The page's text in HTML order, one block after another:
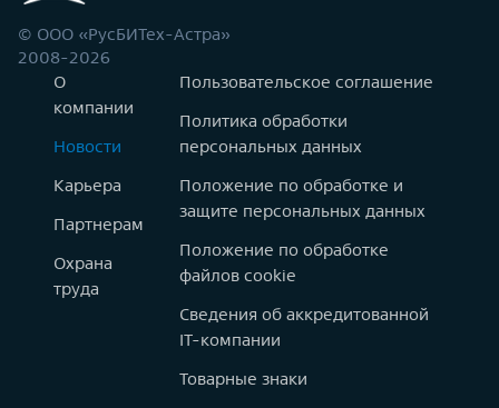
© ООО «РусБИТех-Астра»
2008-2026
О
компании
Новости
Карьера
Партнерам
Охрана
труда
Пользовательское соглашение
Политика обработки
персональных данных
Положение по обработке и
защите персональных данных
Положение по обработке
файлов cookie
Сведения об аккредитованной
IT-компании
Товарные знаки